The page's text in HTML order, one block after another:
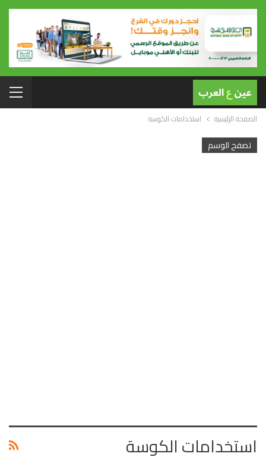
الصفحة الرئيسية استخدامات الكوسة
تصفح الوسم
استخدامات الكوسة